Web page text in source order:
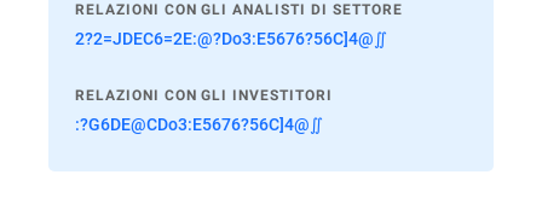
RELAZIONI CON GLI ANALISTI DI SETTORE
2?2=JDEC6=2E:@?Do3:E5676?56C]4@∬
RELAZIONI CON GLI INVESTITORI
:?G6DE@CDo3:E5676?56C]4@∬